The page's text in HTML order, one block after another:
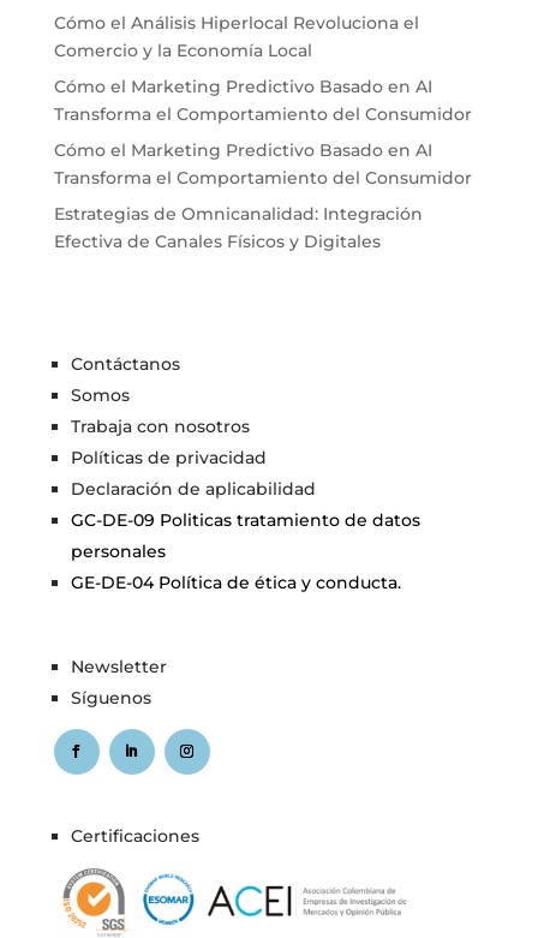
Cómo el Análisis Hiperlocal Revoluciona el
Comercio y la Economía Local
Cómo el Marketing Predictivo Basado en AI
Transforma el Comportamiento del Consumidor
Cómo el Marketing Predictivo Basado en AI
Transforma el Comportamiento del Consumidor
Estrategias de Omnicanalidad: Integración
Efectiva de Canales Físicos y Digitales
Contáctanos
Somos
Trabaja con nosotros
Políticas de privacidad
Declaración de aplicabilidad
GC-DE-09 Politicas tratamiento de datos
personales
GE-DE-04 Política de ética y conducta.
Newsletter
Síguenos
Certificaciones